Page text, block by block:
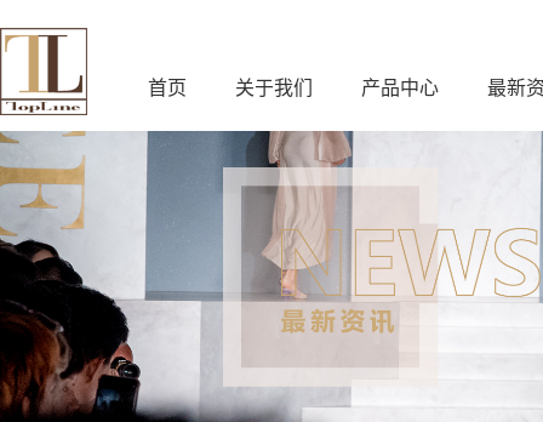
首页 关于我们 产品中心 最新